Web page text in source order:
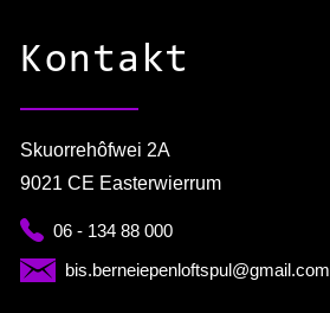
Kontakt
Skuorrehôfwei 2A
9021 CE Easterwierrum
06 - 134 88 000
bis.berneiepenloftspul@gmail.com